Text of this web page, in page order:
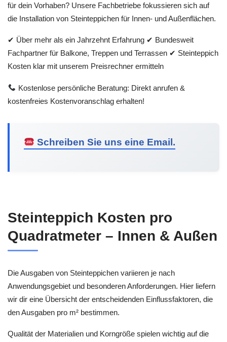
für dein Vorhaben? Unsere Fachbetriebe fokussieren sich auf
die Installation von Steinteppichen für Innen- und Außenflächen.
✔ Über mehr als ein Jahrzehnt Erfahrung ✔ Bundesweit
Fachpartner für Balkone, Treppen und Terrassen ✔ Steinteppich
Kosten klar mit unserem Preisrechner ermitteln
Kostenlose persönliche Beratung: Direkt anrufen &
kostenfreies Kostenvoranschlag erhalten!
Schreiben Sie uns eine Email.
Steinteppich Kosten pro
Quadratmeter – Innen & Außen
Die Ausgaben von Steinteppichen variieren je nach
Anwendungsgebiet und besonderen Anforderungen. Hier liefern
wir dir eine Übersicht der entscheidenden Einflussfaktoren, die
den Ausgaben pro m² bestimmen.
Qualität der Materialien und Korngröße spielen wichtig auf die